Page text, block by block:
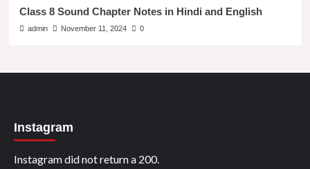
Class 8 Sound Chapter Notes in Hindi and English
admin November 11, 2024 0
Instagram
Instagram did not return a 200.